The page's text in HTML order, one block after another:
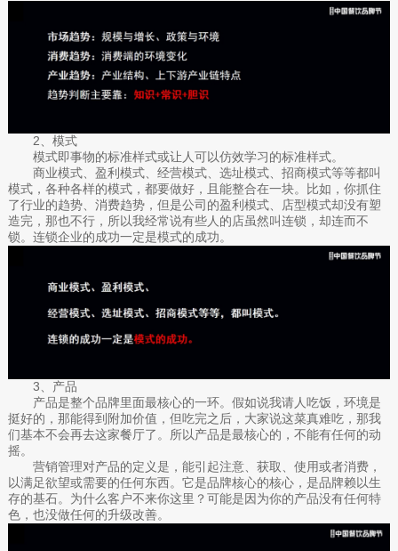
2、模式
模式即事物的标准样式或让人可以仿效学习的标准样式。
商业模式、盈利模式、经营模式、选址模式、招商模式等等都叫
模式，各种各样的模式，都要做好，且能整合在一块。比如，你抓住
了行业的趋势、消费趋势，但是公司的盈利模式、店型模式却没有塑
造完，那也不行，所以我经常说有些人的店虽然叫连锁，却连而不
锁。连锁企业的成功一定是模式的成功。
3、产品
产品是整个品牌里面最核心的一环。假如说我请人吃饭，环境是
挺好的，那能得到附加价值，但吃完之后，大家说这菜真难吃，那我
们基本不会再去这家餐厅了。所以产品是最核心的，不能有任何的动
摇。
营销管理对产品的定义是，能引起注意、获取、使用或者消费，
以满足欲望或需要的任何东西。它是品牌核心的核心，是品牌赖以生
存的基石。为什么客户不来你这里？可能是因为你的产品没有任何特
色，也没做任何的升级改善。